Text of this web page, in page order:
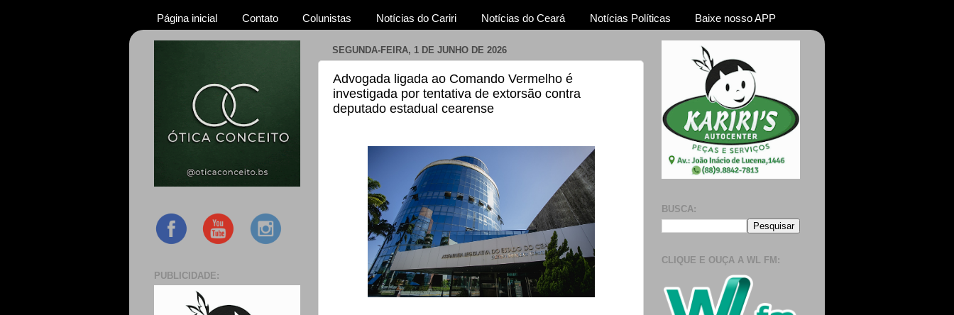
Página inicial Contato Colunistas Notícias do Cariri Notícias do Ceará Notícias Políticas Baixe nosso APP
SEGUNDA-FEIRA, 1 DE JUNHO DE 2026
Advogada ligada ao Comando Vermelho é
investigada por tentativa de extorsão contra
deputado estadual cearense
PUBLICIDADE:
BUSCA:
CLIQUE E OUÇA A WL FM: